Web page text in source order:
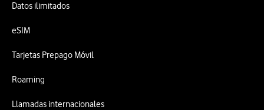
Datos ilimitados
eSIM
Tarjetas Prepago Móvil
Roaming
Llamadas internacionales